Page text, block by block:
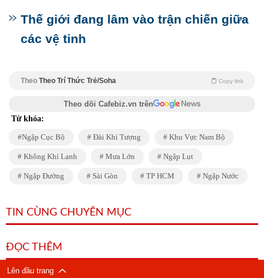
Thế giới đang lâm vào trận chiến giữa
các vệ tinh
Theo Theo Trí Thức Trẻ/Soha Copy link
Theo dõi Cafebiz.vn trên
Từ khóa:
Ngập Cục Bộ Đài Khí Tượng Khu Vực Nam Bộ
Không Khí Lạnh Mưa Lớn Ngập Lụt
Ngập Đường Sài Gòn TP HCM Ngập Nước
TIN CÙNG CHUYÊN MỤC
ĐỌC THÊM
Lên đầu trang